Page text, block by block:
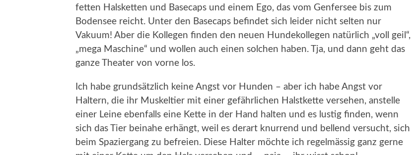
fetten Halsketten und Basecaps und einem Ego, das vom Genfersee bis zum
Bodensee reicht. Unter den Basecaps befindet sich leider nicht selten nur
Vakuum! Aber die Kollegen finden den neuen Hundekollegen natürlich „voll geil“,
„mega Maschine“ und wollen auch einen solchen haben. Tja, und dann geht das
ganze Theater von vorne los.
Ich habe grundsätzlich keine Angst vor Hunden – aber ich habe Angst vor
Haltern, die ihr Muskeltier mit einer gefährlichen Halstkette versehen, anstelle
einer Leine ebenfalls eine Kette in der Hand halten und es lustig finden, wenn
sich das Tier beinahe erhängt, weil es derart knurrend und bellend versucht, sich
beim Spaziergang zu befreien. Diese Halter möchte ich regelmässig ganz gerne